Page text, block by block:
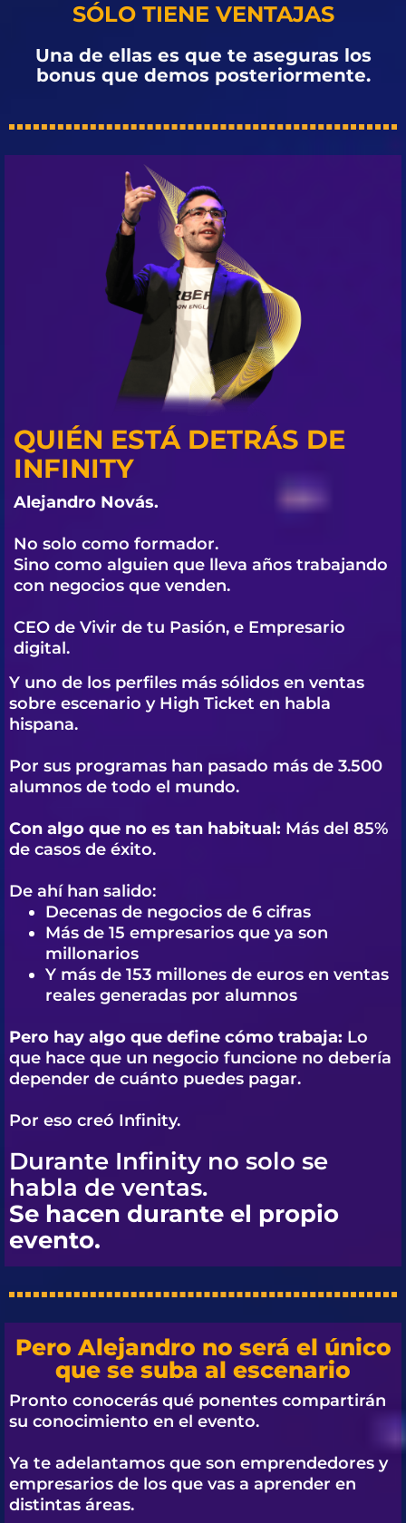
SÓLO TIENE VENTAJAS
Una de ellas es que te aseguras los
bonus que demos posteriormente.
QUIÉN ESTÁ DETRÁS DE
INFINITY
Alejandro Novás.
No solo como formador.
Sino como alguien que lleva años trabajando
con negocios que venden.
CEO de Vivir de tu Pasión, e Empresario
digital.
Y uno de los perfiles más sólidos en ventas
sobre escenario y High Ticket en habla
hispana.
Por sus programas han pasado más de 3.500
alumnos de todo el mundo.
Con algo que no es tan habitual: Más del 85%
de casos de éxito.
De ahí han salido:
Decenas de negocios de 6 cifras
Más de 15 empresarios que ya son
millonarios
Y más de 153 millones de euros en ventas
reales generadas por alumnos
Pero hay algo que define cómo trabaja: Lo
que hace que un negocio funcione no debería
depender de cuánto puedes pagar.
Por eso creó Infinity.
Durante Infinity no solo se
habla de ventas.
Se hacen durante el propio
evento.
Pero Alejandro no será el único
que se suba al escenario
Pronto conocerás qué ponentes compartirán
su conocimiento en el evento.
Ya te adelantamos que son emprendedores y
empresarios de los que vas a aprender en
distintas áreas.